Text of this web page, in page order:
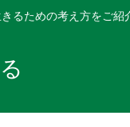
るための考え方をご紹